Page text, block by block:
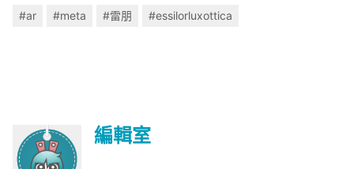
#ar #meta #雷朋 #essilorluxottica
編輯室